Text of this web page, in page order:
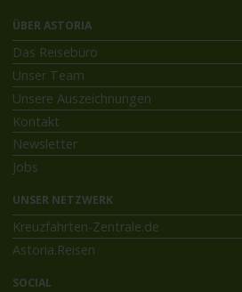
ÜBER ASTORIA
Das Reisebüro
Unser Team
Unsere Auszeichnungen
Kontakt
Newsletter
Jobs
UNSER NETZWERK
Kreuzfahrten-Zentrale.de
Astoria.Reisen
SOCIAL